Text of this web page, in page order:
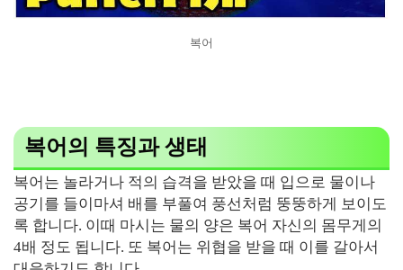
복어
복어의 특징과 생태
복어는 놀라거나 적의 습격을 받았을 때 입으로 물이나
공기를 들이마셔 배를 부풀여 풍선처럼 뚱뚱하게 보이도
록 합니다. 이때 마시는 물의 양은 복어 자신의 몸무게의
4배 정도 됩니다. 또 복어는 위협을 받을 때 이를 갈아서